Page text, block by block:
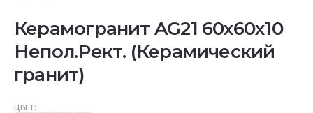
Керамогранит AG21 60x60x10
Непол.Рект. (Керамический
гранит)
ЦВЕТ: